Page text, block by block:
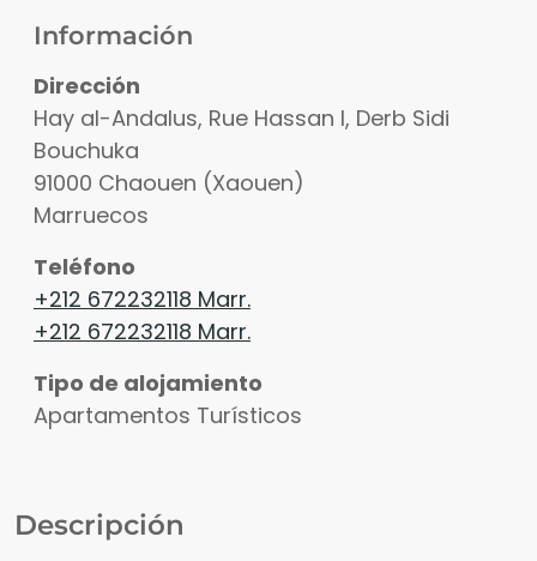
Información
Dirección
Hay al-Andalus, Rue Hassan I, Derb Sidi
Bouchuka
91000 Chaouen (Xaouen)
Marruecos
Teléfono
+212 672232118 Marr.
+212 672232118 Marr.
Tipo de alojamiento
Apartamentos Turísticos
Descripción